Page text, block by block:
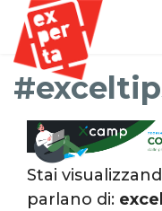
Stai
parlano di: